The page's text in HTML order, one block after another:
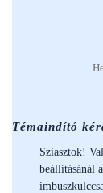
Témaindító
Sziasztok!
beállításánál